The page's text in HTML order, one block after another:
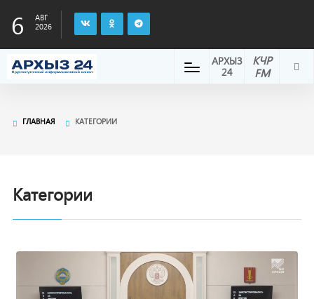
6
АВГ
2026
КЧР
FM
АРХЫЗ
24
ГЛАВНАЯ КАТЕГОРИИ
Категории